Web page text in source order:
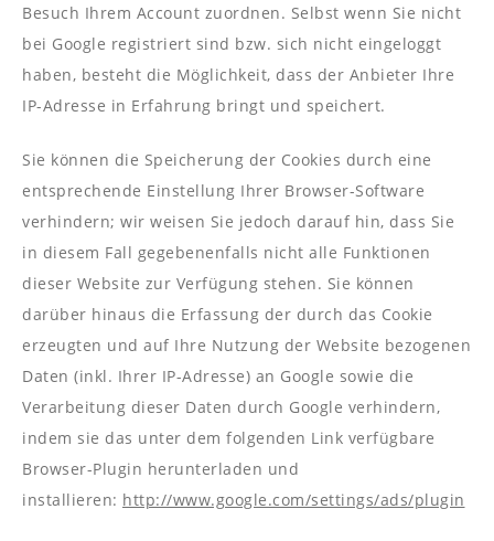
Besuch Ihrem Account zuordnen. Selbst wenn Sie nicht
bei Google registriert sind bzw. sich nicht eingeloggt
haben, besteht die Möglichkeit, dass der Anbieter Ihre
IP-Adresse in Erfahrung bringt und speichert.
Sie können die Speicherung der Cookies durch eine
entsprechende Einstellung Ihrer Browser-Software
verhindern; wir weisen Sie jedoch darauf hin, dass Sie
in diesem Fall gegebenenfalls nicht alle Funktionen
dieser Website zur Verfügung stehen. Sie können
darüber hinaus die Erfassung der durch das Cookie
erzeugten und auf Ihre Nutzung der Website bezogenen
Daten (inkl. Ihrer IP-Adresse) an Google sowie die
Verarbeitung dieser Daten durch Google verhindern,
indem sie das unter dem folgenden Link verfügbare
Browser-Plugin herunterladen und
installieren: http://www.google.com/settings/ads/plugin